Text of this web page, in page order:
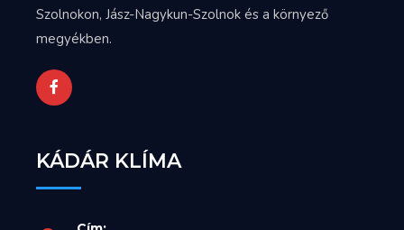
Szolnokon, Jász-Nagykun-Szolnok és a környező
megyékben.
KÁDÁR KLÍMA